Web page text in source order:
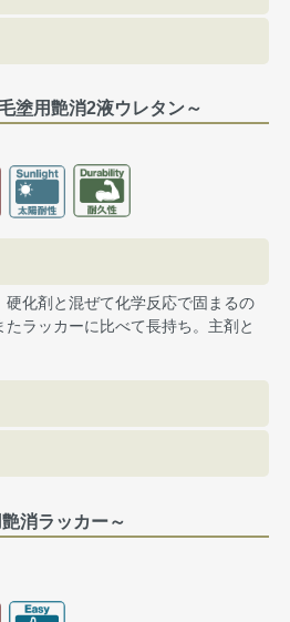
塗用艶消2液ウレタン～
化剤と混ぜて化学反応で固まるの
ラッカーに比べて長持ち。主剤と
消ラッカー～